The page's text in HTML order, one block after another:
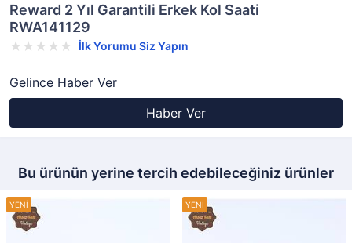
Reward 2 Yıl Garantili Erkek Kol Saati
RWA141129
İlk Yorumu Siz Yapın
Gelince Haber Ver
Haber Ver
Bu ürünün yerine tercih edebileceğiniz ürünler